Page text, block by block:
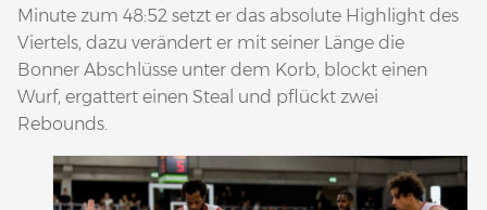
Minute zum 48:52 setzt er das absolute Highlight des
Viertels, dazu verändert er mit seiner Länge die
Bonner Abschlüsse unter dem Korb, blockt einen
Wurf, ergattert einen Steal und pflückt zwei
Rebounds.